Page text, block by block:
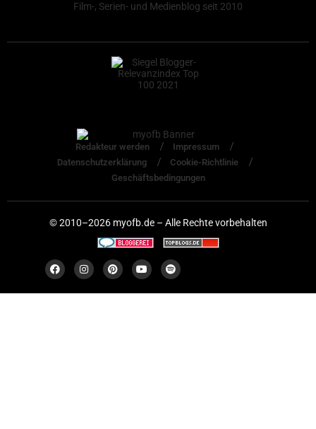
Film-, Serien- und Medienblog seit 2010
Redakteur werden
Impressum
Datenschutzerklärung
Cookie-Richtlinie
Geschäftsbedingungen
© 2010–2026 myofb.de – Alle Rechte vorbehalten